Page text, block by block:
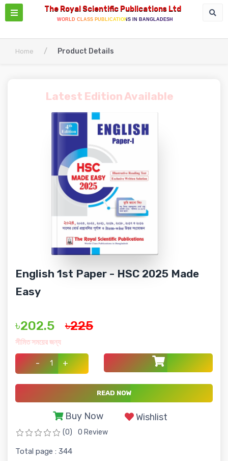
The Royal Scientific Publications Ltd
WORLD CLASS PUBLICATIONS IN BANGLADESH
Home / Product Details
Latest Edition Available
English 1st Paper - HSC 2025 Made
Easy
৳202.5 ৳225
সীমিত সময়ের জন্য
- +
READ NOW
Buy Now Wishlist
(0) 0 Review
Total page : 344